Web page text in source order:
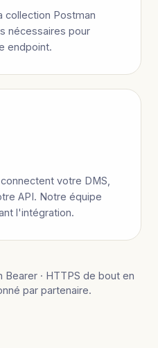
collection Postman
nécessaires pour
endpoint.
votre DMS,
API. Notre équipe
l'intégration.
· HTTPS de bout en
par partenaire.